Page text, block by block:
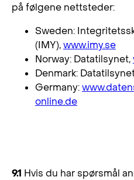
på følgene nettsteder:
Sweden:
(IMY),www.imy.se
Norway: Datatilsynet,
Denmark:
Germany:
online.de
9.1 Hvis du har spørsmål